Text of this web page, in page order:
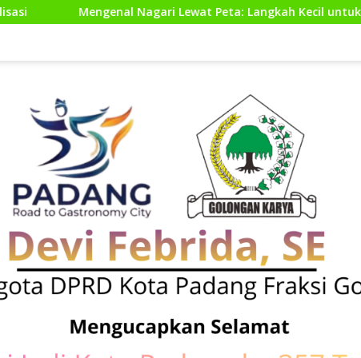
Peta: Langkah Kecil untuk Perencanaan yang Lebih Baik